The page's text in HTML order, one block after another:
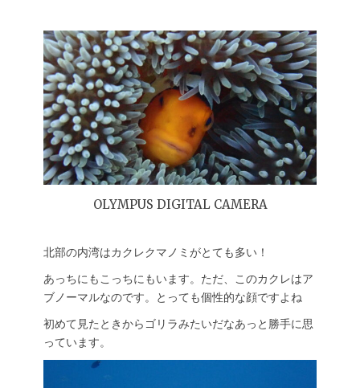
OLYMPUS DIGITAL CAMERA
北部の内湾はカクレクマノミがとても多い！
あっちにもこっちにもいます。ただ、このカクレはア
ブノーマルなのです。とっても個性的な顔ですよね
初めて見たときからゴリラみたいだなあっと勝手に思
っています。